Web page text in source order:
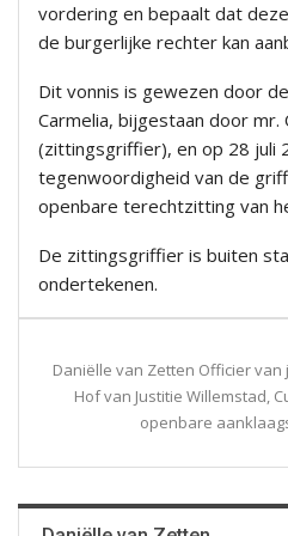
vordering en bepaalt dat
de burgerlijke rechter kan
Dit vonnis is gewezen door
Carmelia, bijgestaan door mr.
(zittingsgriffier), en op 28 juli
tegenwoordigheid van de
openbare terechtzitting van
De zittingsgriffier is buiten
ondertekenen.
Daniëlle van Zetten Officier
Hof van Justitie Willemstad,
openbare